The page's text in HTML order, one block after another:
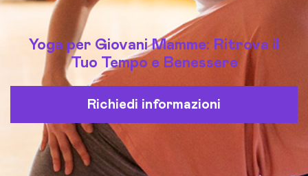
Yoga per Giovani Mamme: Ritrova il
Tuo Tempo e Benessere
Richiedi informazioni